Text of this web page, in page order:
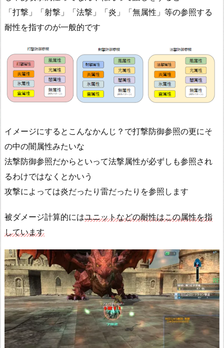
「打撃」「射撃」「法撃」「炎」「無属性」等の参照する
耐性を指すのが一般的です
イメージにするとこんなかんじ？で打撃防御参照の更にそ
の中の闇属性みたいな
法撃防御参照だからといって法撃属性が必ずしも参照され
るわけではなくとかいう
攻撃によっては炎だったり雷だったりを参照します
被ダメージ計算的にはユニットなどの耐性はこの属性を指
しています